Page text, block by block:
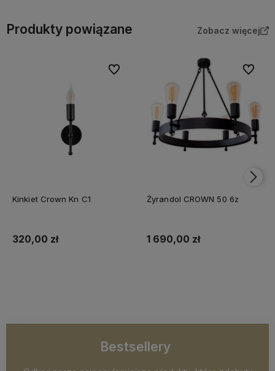
Produkty powiązane Zobacz więcej
Kinkiet Crown Kn C1
320,00 zł
Do ulubionych
Żyrandol CROWN 50 6z
1 690,00 zł
Do
Bestsellery